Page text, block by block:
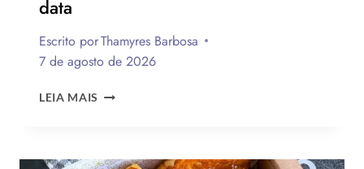
data
Escrito porThamyres Barbosa
7 de agosto de 2026
LEIA MAIS QUAL
PARA